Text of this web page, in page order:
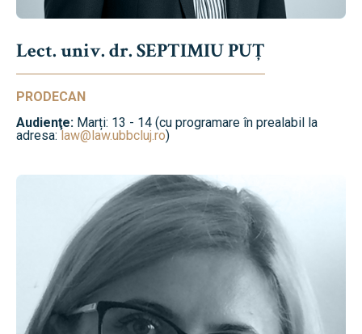
Lect. univ. dr. SEPTIMIU PUȚ
PRODECAN
Audienţe: Marți: 13 - 14 (cu programare în prealabil la
adresa:law@law.ubbcluj.ro)